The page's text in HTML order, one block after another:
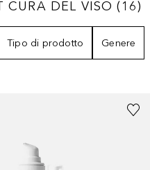
CURA DEL VISO 16
CURA DEL VISO (16)
Tipo di prodotto Genere